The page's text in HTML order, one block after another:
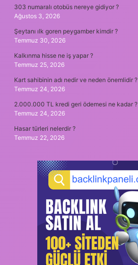
303 numaralı otobüs nereye gidiyor ?
Ağustos 3, 2026
Şeytanı ılk goren peygamber kimdir ?
Temmuz 30, 2026
Kalkınma hisse ne iş yapar ?
Temmuz 25, 2026
Kart sahibinin adı nedir ve neden önemlidir ?
Temmuz 24, 2026
2.000.000 TL kredi geri ödemesi ne kadar ?
Temmuz 24, 2026
Hasar türleri nelerdir ?
Temmuz 22, 2026